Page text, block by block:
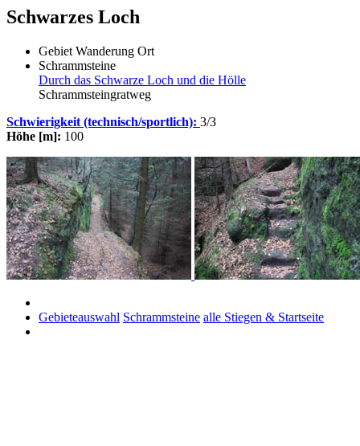
Schwarzes Loch
Gebiet Wanderung Ort
Schrammsteine
Durch das Schwarze Loch und die Hölle
Schrammsteingratweg
Schwierigkeit (technisch/sportlich): 3/3
Höhe [m]: 100
Gebieteauswahl Schrammsteine alle Stiegen & Startseite